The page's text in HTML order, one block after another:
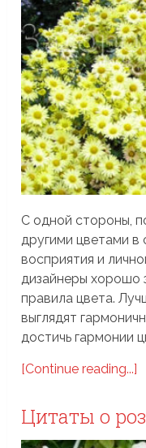
С одной стороны,
другими цветами
восприятия и
дизайнеры хорошо
правила цвета.
выглядят
достичь гармонии
[Continue reading...]
Цитаты о